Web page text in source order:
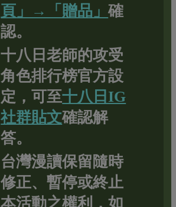
頁」→「贈品」確
認。
十八日老師的攻受
角色排行榜官方設
定，可至十八日IG
社群貼文確認解
答。
台灣漫讀保留隨時
修正、暫停或終止
本活動之權利，如